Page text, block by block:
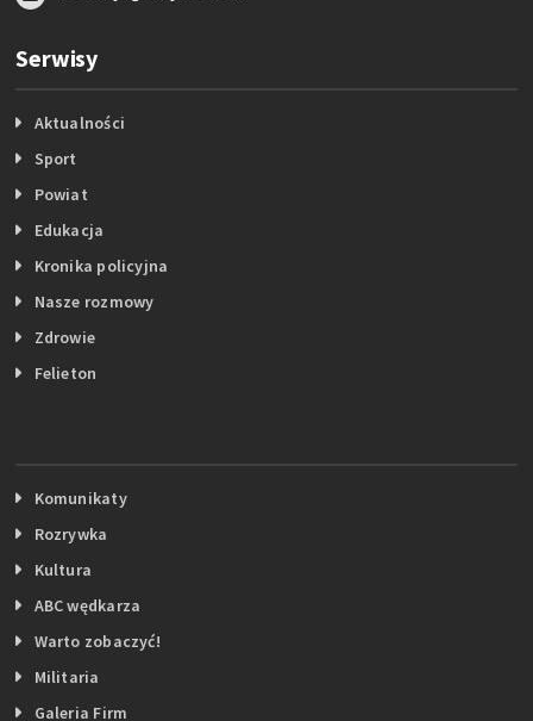
Serwisy
Aktualności
Sport
Powiat
Edukacja
Kronika policyjna
Nasze rozmowy
Zdrowie
Felieton
Komunikaty
Rozrywka
Kultura
ABC wędkarza
Warto zobaczyć!
Militaria
Galeria Firm